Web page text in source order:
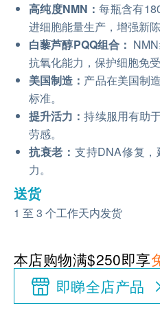
高纯度NMN：每瓶含有
进细胞能量生产，增强新陈
白藜芦醇PQQ组合：
抗氧化能力，保护细胞免受
美国制造： 产品在美国制
标准。
提升活力：持续服用有助
劳感。
抗衰老： 支持DNA修复
力。
送货
1 至 3 个工作天内发货
本店购物满$250即享
即睇全店产品